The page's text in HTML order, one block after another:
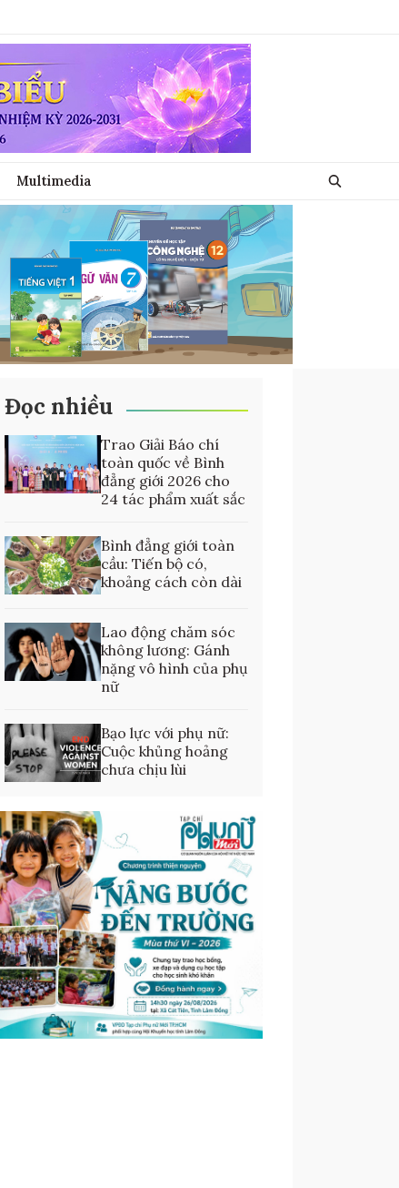
Multimedia
Đọc nhiều
Trao Giải Báo chí
toàn quốc về Bình
đẳng giới 2026 cho
24 tác phẩm xuất sắc
Bình đẳng giới toàn
cầu: Tiến bộ có,
khoảng cách còn dài
Lao động chăm sóc
không lương: Gánh
nặng vô hình của phụ
nữ
Bạo lực với phụ nữ:
Cuộc khủng hoảng
chưa chịu lùi